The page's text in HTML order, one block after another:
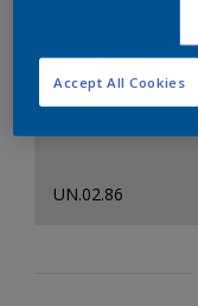
UN.02.86
Accept All Cookies